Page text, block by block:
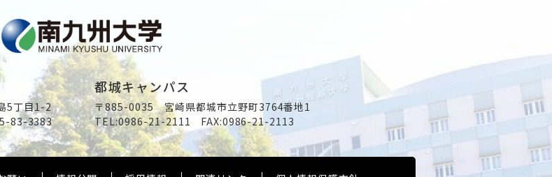
5丁目1-2
83-3383
都城キャンパス
〒885-0035 宮崎県都城市立野町3764番地1
TEL:0986-21-2111 FAX:0986-21-2113